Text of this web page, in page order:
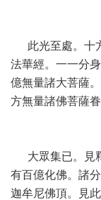
此光至處。十
法華經。一一分
億無量諸大菩薩
方無量諸佛菩薩
大眾集已。見
有百億化佛。諸
迦牟尼佛頂。見